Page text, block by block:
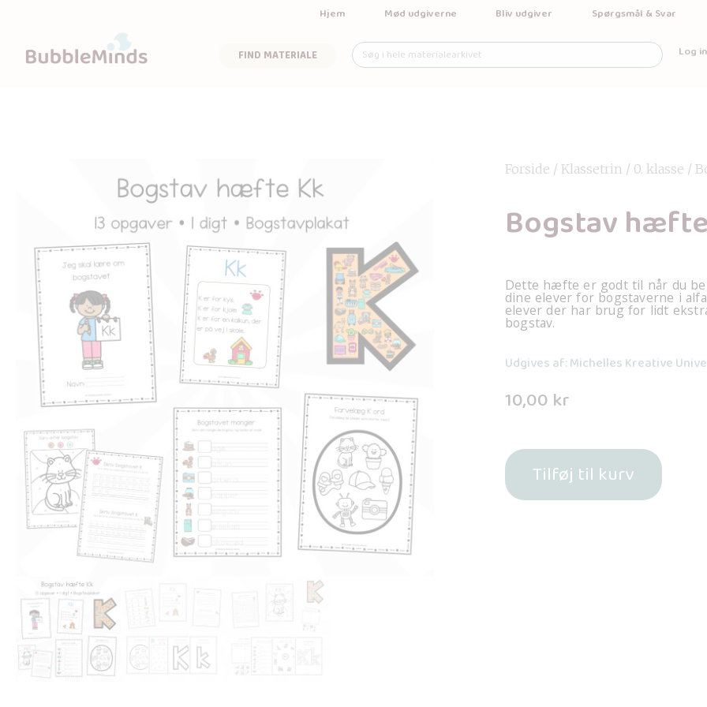
Hjem Mød udgiverne Bliv udgiver Spørgsmål & Svar
FIND MATERIALE Log
Forside / Klassetrin / 0. klasse /
Bogstav
Dette hæfte er godt til når du
dine elever for bogstaverne i
elever der har brug for lidt
bogstav.
Udgives af: Michelles Kreative
10,00 kr
Tilføj til kurv